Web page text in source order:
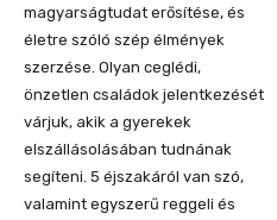
magyarságtudat erősítése, és
életre szóló szép élmények
szerzése. Olyan ceglédi,
önzetlen családok jelentkezését
várjuk, akik a gyerekek
elszállásolásában tudnának
segíteni. 5 éjszakáról van szó,
valamint egyszerű reggeli és